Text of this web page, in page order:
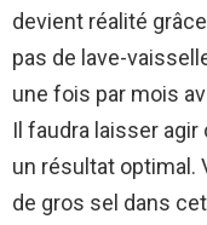
devient réalité
pas de lave-
une fois par mois
Il faudra laisser
un résultat optimal.
de gros sel dans